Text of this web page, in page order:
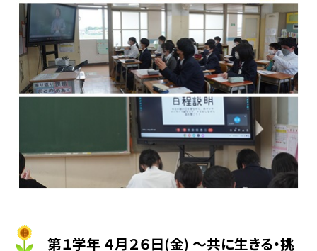
第１学年 ４月２６日(金) 〜共に生きる・挑